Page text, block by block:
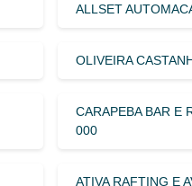
ALLSET
OLIVEIRA
CARAPEBA BAR E
000
ATIVA RAFTING E